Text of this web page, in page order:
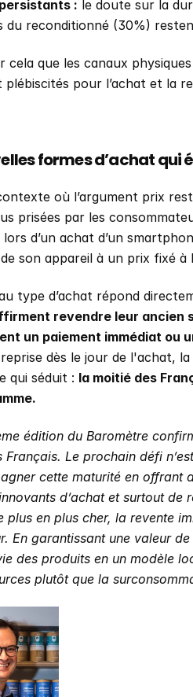
: le doute sur la
du reconditionné (30%)
cela que les canaux
plébiscités pour l’achat et la
formes d’achat
où l’argument prix
prisées par les
lors d’un achat d’un
son appareil à un prix fixé à
type d’achat répond
revendre leur ancien
un paiement immédiat ou
dès le jour de l'achat,
qui séduit : la moitié des
édition du Baromètre
Français. Le prochain défi
cette maturité en offrant
d’achat et surtout de
plus en plus cher, la revente
En garantissant une valeur
des produits en un modèle
plutôt que la